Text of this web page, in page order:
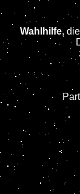
Wahlhilfe,